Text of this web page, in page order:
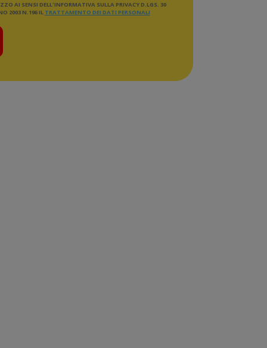
AI SENSI DELL'INFORMATIVA SULLA PRIVACY D.LGS. 30
2003 N.196 IL TRATTAMENTO DEI DATI PERSONALI